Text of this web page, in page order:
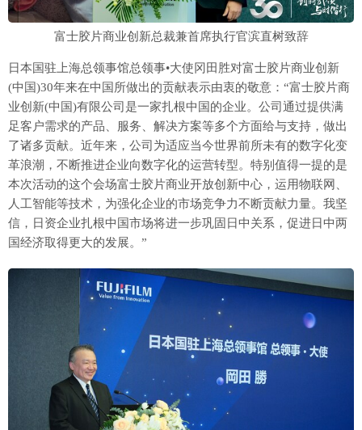
富士胶片商业创新总裁兼首席执行官滨直树致辞
日本国驻上海总领事馆总领事•大使冈田胜对富士胶片商业创新
(中国)30年来在中国所做出的贡献表示由衷的敬意：“富士胶片商
业创新(中国)有限公司是一家扎根中国的企业。公司通过提供满
足客户需求的产品、服务、解决方案等多个方面给与支持，做出
了诸多贡献。近年来，公司为适应当今世界前所未有的数字化变
革浪潮，不断推进企业向数字化的运营转型。特别值得一提的是
本次活动的这个会场富士胶片商业开放创新中心，运用物联网、
人工智能等技术，为强化企业的市场竞争力不断贡献力量。我坚
信，日资企业扎根中国市场将进一步巩固日中关系，促进日中两
国经济取得更大的发展。”